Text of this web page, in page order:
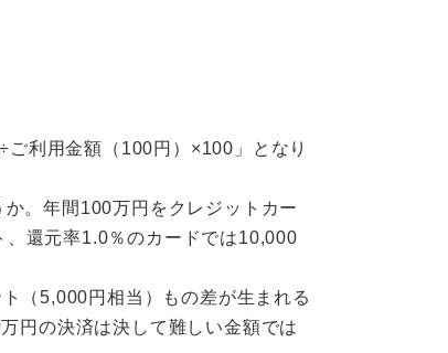
利用金額（100円）×100」となり
。年間100万円をクレジットカー
、還元率1.0％のカードでは10,000
（5,000円相当）もの差が生まれる
円の決済は決して難しい金額では